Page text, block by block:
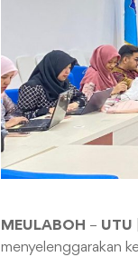
MEULABOH – UTU
menyelenggarakan